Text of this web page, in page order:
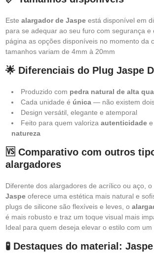
Este alargador de Jaspe está disponível em
para se adequar ao seu furo com segurança e
página as opções disponíveis no momento da
tamanhos variam de 4mm à 20mm
🌟 Diferenciais do Plug Jaspe
Produzido com pedra natural de alta
Cada unidade é única — não existem
Design versátil, elegante e atemporal
Feito para quem valoriza autenticidade e
natureza
🆚 Comparativo com outros
alargadores
Diferente dos alargadores de acrílico ou aço, o
Jaspe oferece uma estética mais natural e
plugs de silicone são flexíveis e leves, o
é mais robusto e traz um toque visual mais
Ideal para quem deseja elevar o estilo com um
🧪 Destaques do material: